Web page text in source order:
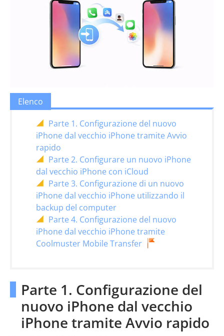
Elenco
Parte 1. Configurazione del nuovo
iPhone dal vecchio iPhone tramite Avvio
rapido
Parte 2. Configurare un nuovo iPhone
dal vecchio iPhone con iCloud
Parte 3. Configurazione di un nuovo
iPhone dal vecchio iPhone utilizzando il
backup del computer
Parte 4. Configurazione del nuovo
iPhone dal vecchio iPhone tramite
Coolmuster Mobile Transfer
Parte 1. Configurazione del
nuovo iPhone dal vecchio
iPhone tramite Avvio rapido